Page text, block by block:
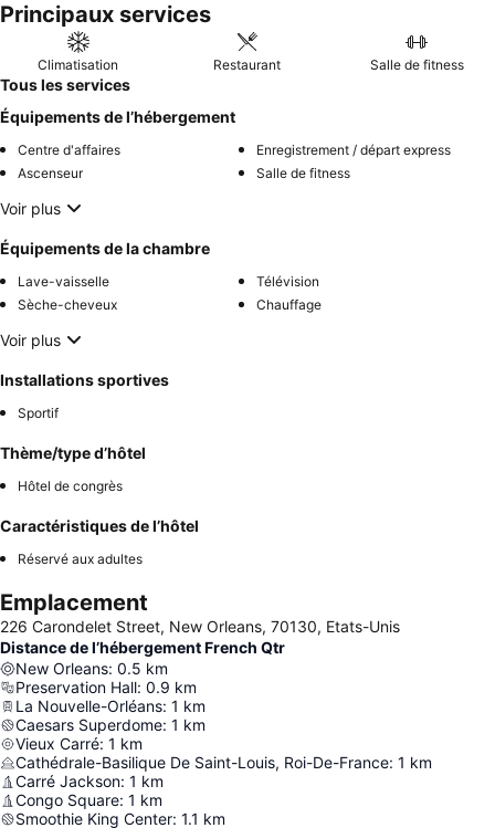
Principaux services
Climatisation Restaurant Salle de fitness
Tous les services
Équipements de l’hébergement
Centre d'affaires
Enregistrement / départ express
Ascenseur
Salle de fitness
Voir plus
Équipements de la chambre
Lave-vaisselle
Télévision
Sèche-cheveux
Chauffage
Voir plus
Installations sportives
Sportif
Thème/type d’hôtel
Hôtel de congrès
Caractéristiques de l’hôtel
Réservé aux adultes
Emplacement
226 Carondelet Street, New Orleans, 70130, Etats-Unis
Distance de l’hébergement French Qtr
New Orleans: 0.5 km
Preservation Hall: 0.9 km
La Nouvelle-Orléans: 1 km
Caesars Superdome: 1 km
Vieux Carré: 1 km
Cathédrale-Basilique De Saint-Louis, Roi-De-France: 1 km
Carré Jackson: 1 km
Congo Square: 1 km
Smoothie King Center: 1.1 km